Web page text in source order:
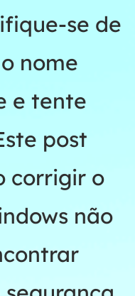
se de
nome
e tente
post
corrigir o
não